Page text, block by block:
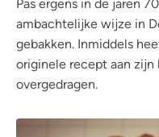
Pas ergens in de jaren
ambachtelijke wijze in
gebakken. Inmiddels
originele recept aan zijn
overgedragen.